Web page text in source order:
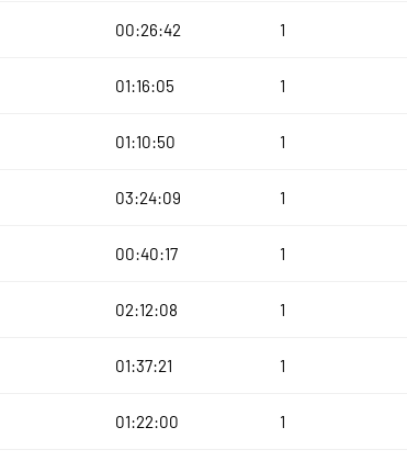
00:26:42 1
01:16:05 1
01:10:50 1
03:24:09 1
00:40:17 1
02:12:08 1
01:37:21 1
01:22:00 1